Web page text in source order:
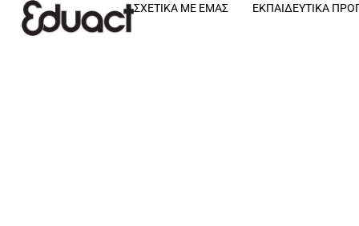
ΣΧΕΤΙΚΆ ΜΕ ΕΜΆΣ ΕΚΠΑΙΔΕΥΤΙΚΆ